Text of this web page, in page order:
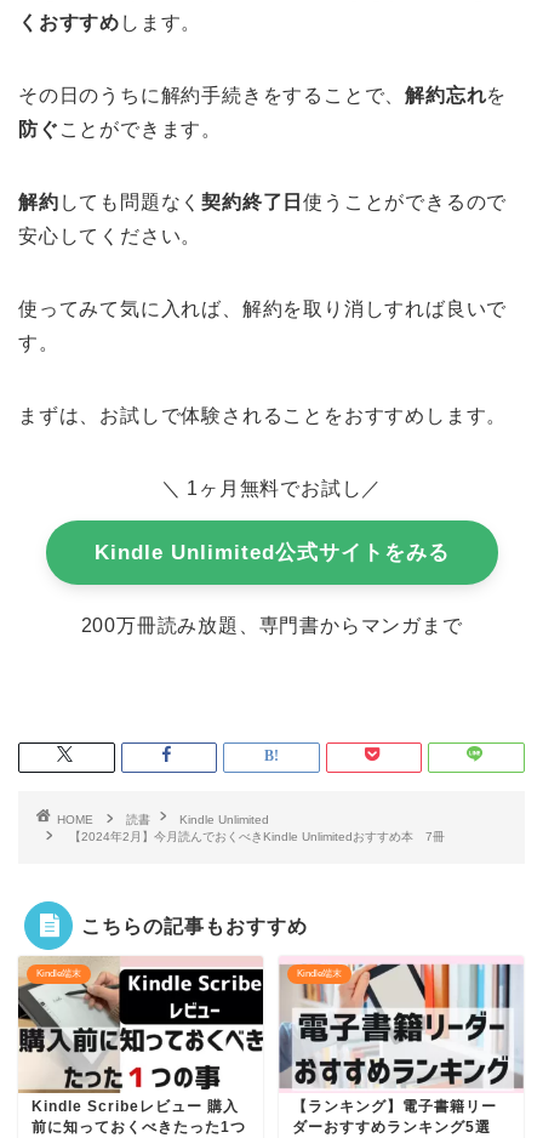
くおすすめ します。
その日のうちに解約手続きをすることで、解約忘れを
防ぐ ことができます。
解約 しても問題なく契約終了日使うことができるので
安心してください。
使ってみて気に入れば、解約を取り消しすれば良いで
す。
まずは、お試しで体験されることをおすすめします。
＼ 1ヶ月無料でお試し／
Kindle Unlimited公式サイトをみる
200万冊読み放題、専門書からマンガまで
HOME 読書
Kindle Unlimited
【2024年2月】今月読んでおくべきKindle Unlimitedおすすめ本 7冊
こちらの記事もおすすめ
Kindle端末
Kindle Scribeレビュー 購入
前に知っておくべきたった1つ
Kindle端末
【ランキング】電子書籍リー
ダーおすすめランキング5選